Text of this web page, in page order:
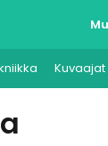
Kuvaajat